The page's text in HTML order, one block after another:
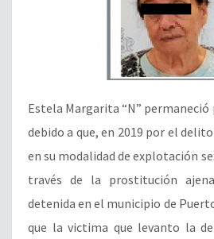
Estela Margarita “N”
debido a que, en 2019 por el
en su modalidad de explotación
través de la prostitución
detenida en el municipio de
que la victima que levanto la